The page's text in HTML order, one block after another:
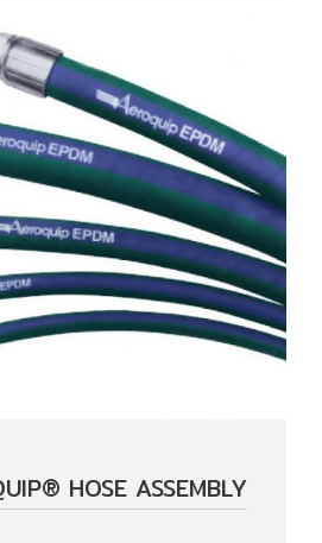
HOSE ASSEMBLY